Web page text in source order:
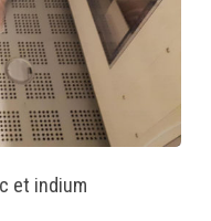
et indium